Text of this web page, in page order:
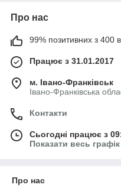
Про нас
99% позитивних з 400
Працює з 31.01.2017
м. Івано-Франківськ
Івано-Франківська
Контакти
Сьогодні працює з
Показати весь
Про нас